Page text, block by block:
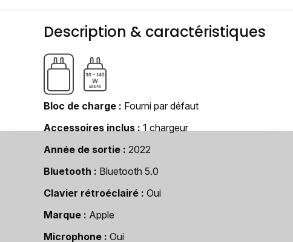
Description & caractéristiques
Bloc de charge
Fourni par défaut
Accessoires inclus
1 chargeur
Année de sortie
2022
Bluetooth
Bluetooth 5.0
Clavier rétroéclairé
Oui
Marque
Apple
Microphone
Oui